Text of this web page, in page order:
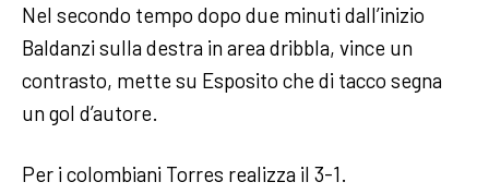
Nel secondo tempo dopo due minuti dall’inizio
Baldanzi sulla destra in area dribbla, vince un
contrasto, mette su Esposito che di tacco segna
un gol d’autore.
Per i colombiani Torres realizza il 3-1.